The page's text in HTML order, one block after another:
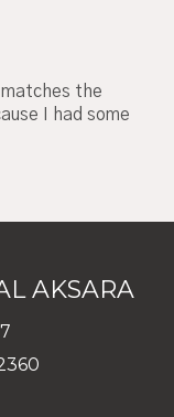
the
I had some
AKSARA